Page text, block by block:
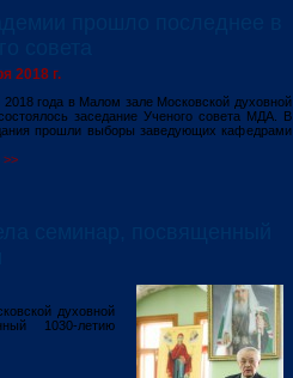
2018 г.
2018 года в Малом зале Московской духовной
заседание Ученого совета МДА. В
прошли выборы заведующих кафедрами
>>
духовной
1030-летию